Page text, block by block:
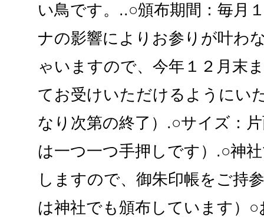
い鳥です。..○頒布期間：毎月
ナの影響によりお参りが叶わ
ゃいますので、今年１２月末
てお受けいただけるようにい
なり次第の終了）.○サイズ：
は一つ一つ手押しです）.○神
しますので、御朱印帳をご持
は神社でも頒布しています）